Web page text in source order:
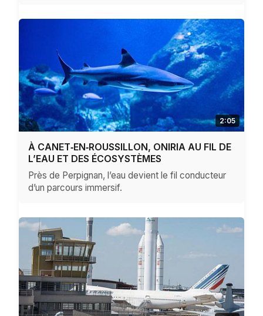
2:05
À CANET‑EN‑ROUSSILLON, ONIRIA AU FIL DE
L’EAU ET DES ÉCOSYSTÈMES
Près de Perpignan, l’eau devient le fil conducteur
d’un parcours immersif.